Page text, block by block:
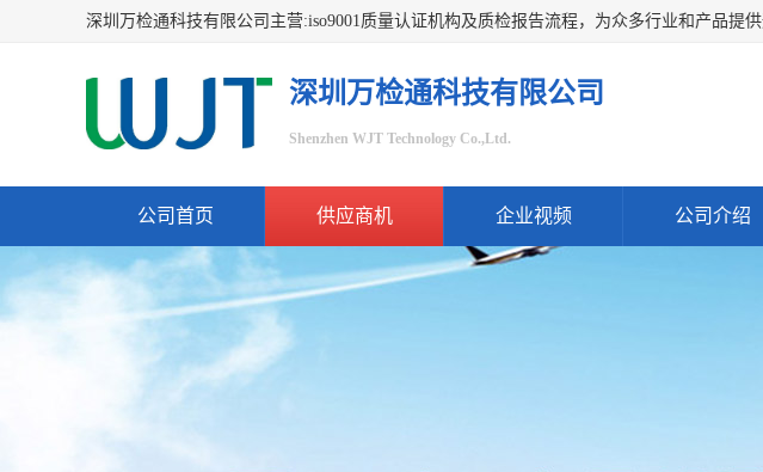
深圳万检通科技有限公司
Shenzhen WJT Technology Co.,Ltd.
公司首页 供应商机 企业视频 公司介绍